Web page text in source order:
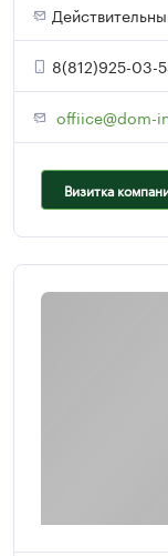
8(812)925-03-
offiice@dom-
Визитка